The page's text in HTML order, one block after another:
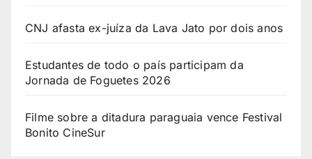
CNJ afasta ex-juíza da Lava Jato por dois anos
Estudantes de todo o país participam da
Jornada de Foguetes 2026
Filme sobre a ditadura paraguaia vence Festival
Bonito CineSur